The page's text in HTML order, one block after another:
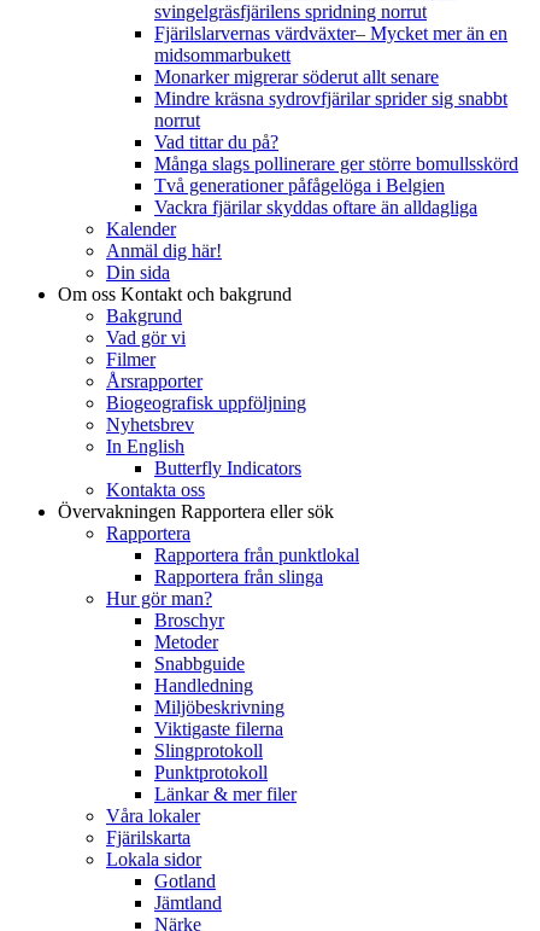
svingelgräsfjärilens spridning norrut
Fjärilslarvernas värdväxter– Mycket mer än en
midsommarbukett
Monarker migrerar söderut allt senare
Mindre kräsna sydrovfjärilar sprider sig snabbt
norrut
Vad tittar du på?
Många slags pollinerare ger större bomullsskörd
Två generationer påfågelöga i Belgien
Vackra fjärilar skyddas oftare än alldagliga
Kalender
Anmäl dig här!
Din sida
Om oss Kontakt och bakgrund
Bakgrund
Vad gör vi
Filmer
Årsrapporter
Biogeografisk uppföljning
Nyhetsbrev
In English
Butterfly Indicators
Kontakta oss
Övervakningen Rapportera eller sök
Rapportera
Rapportera från punktlokal
Rapportera från slinga
Hur gör man?
Broschyr
Metoder
Snabbguide
Handledning
Miljöbeskrivning
Viktigaste filerna
Slingprotokoll
Punktprotokoll
Länkar & mer filer
Våra lokaler
Fjärilskarta
Lokala sidor
Gotland
Jämtland
Närke